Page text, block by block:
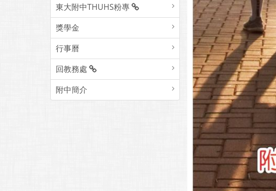
東大附中THUHS粉專
獎學金
行事曆
回教務處
附中簡介